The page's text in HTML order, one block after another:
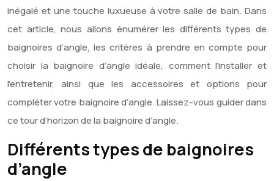
inégalé et une touche luxueuse à votre salle de bain. Dans
cet article, nous allons énumérer les différents types de
baignoires d’angle, les critères à prendre en compte pour
choisir la baignoire d’angle idéale, comment l’installer et
l’entretenir, ainsi que les accessoires et options pour
compléter votre baignoire d’angle. Laissez-vous guider dans
ce tour d’horizon de la baignoire d’angle.
Différents types de baignoires
d’angle